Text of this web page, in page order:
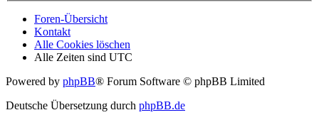
Foren-Übersicht
Kontakt
Alle Cookies löschen
Alle Zeiten sind UTC
Powered by phpBB® Forum Software © phpBB Limited
Deutsche Übersetzung durch phpBB.de